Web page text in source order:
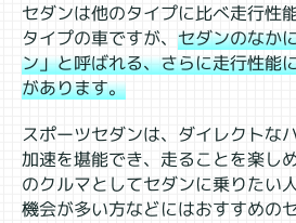
セダンは他のタイプに比べ走行性
タイプの車ですが、セダンのなか
ン」と呼ばれる、さらに走行性能
があります。
スポーツセダンは、ダイレクトな
加速を堪能でき、走ることを楽し
のクルマとしてセダンに乗りたい
機会が多い方などにはおすすめの